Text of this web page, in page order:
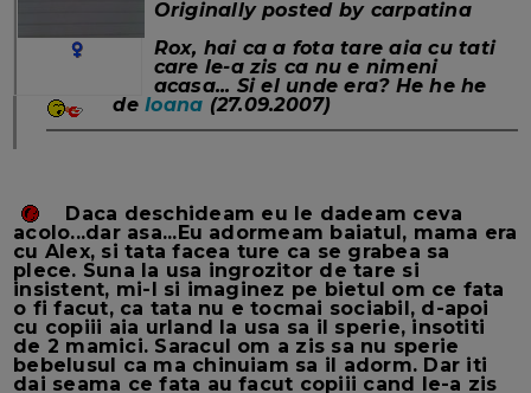
Originally posted by carpatina
Rox, hai ca a fota tare aia cu tati
care le-a zis ca nu e nimeni
acasa... Si el unde era? He he he
deIoana (27.09.2007)
Daca deschideam eu le dadeam ceva
acolo...dar asa...Eu adormeam baiatul, mama era
cu Alex, si tata facea ture ca se grabea sa
plece. Suna la usa ingrozitor de tare si
insistent, mi-l si imaginez pe bietul om ce fata
o fi facut, ca tata nu e tocmai sociabil, d-apoi
cu copiii aia urland la usa sa il sperie, insotiti
de 2 mamici. Saracul om a zis sa nu sperie
bebelusul ca ma chinuiam sa il adorm. Dar iti
dai seama ce fata au facut copiii cand le-a zis